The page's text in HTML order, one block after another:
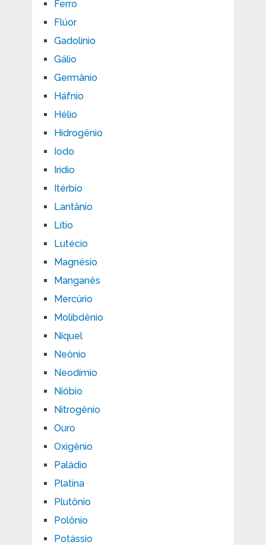
Ferro
Flúor
Gadolínio
Gálio
Germânio
Háfnio
Hélio
Hidrogênio
Iodo
Irídio
Itérbio
Lantânio
Lítio
Lutécio
Magnésio
Manganês
Mercúrio
Molibdênio
Níquel
Neônio
Neodímio
Nióbio
Nitrogênio
Ouro
Oxigênio
Paládio
Platina
Plutônio
Polônio
Potássio